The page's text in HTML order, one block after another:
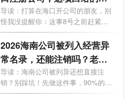
利永远没了
导读：打算在海口开公司的朋友，别
怪我没提醒你：这事8号之前赶紧
办！倒...
2026海南公司被列入经营异
常名录，还能注销吗？老板
必看的自救指南！
导读：海南公司被列异还想直接注
销？别踩坑！先做这件事，90%的老
板都不知...